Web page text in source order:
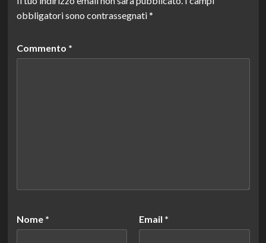
obbligatori sono contrassegnati*
Commento *
Nome * Email *